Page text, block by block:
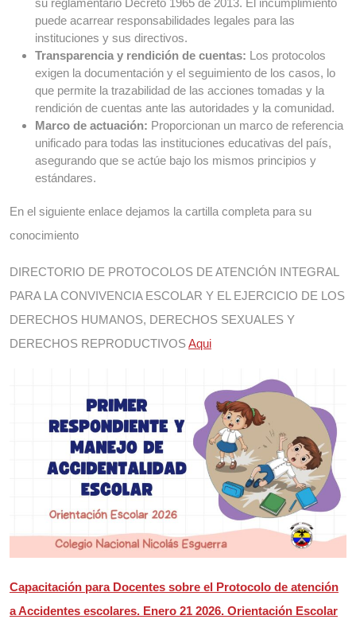
puede acarrear responsabilidades legales para las
instituciones y sus directivos.
Transparencia y rendición de cuentas: Los protocolos
exigen la documentación y el seguimiento de los casos, lo
que permite la trazabilidad de las acciones tomadas y la
rendición de cuentas ante las autoridades y la comunidad.
Marco de actuación: Proporcionan un marco de referencia
unificado para todas las instituciones educativas del país,
asegurando que se actúe bajo los mismos principios y
estándares.
En el siguiente enlace dejamos la cartilla completa para su
conocimiento
DIRECTORIO DE PROTOCOLOS DE ATENCIÓN INTEGRAL
PARA LA CONVIVENCIA ESCOLAR Y EL EJERCICIO DE LOS
DERECHOS HUMANOS, DERECHOS SEXUALES Y
DERECHOS REPRODUCTIVOSAqui
Capacitación para Docentes sobre el Protocolo de atención
a Accidentes escolares. Enero 21 2026. Orientación Escolar